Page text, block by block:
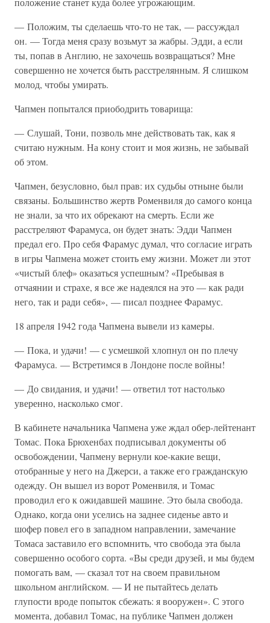
— Положим, ты сделаешь что-то не так, — рассуждал
он. — Тогда меня сразу возьмут за жабры. Эдди, а если
ты, попав в Англию, не захочешь возвращаться? Мне
совершенно не хочется быть расстрелянным. Я слишком
молод, чтобы умирать.
Чапмен попытался приободрить товарища:
— Слушай, Тони, позволь мне действовать так, как я
считаю нужным. На кону стоит и моя жизнь, не забывай
об этом.
Чапмен, безусловно, был прав: их судьбы отныне были
связаны. Большинство жертв Роменвиля до самого конца
не знали, за что их обрекают на смерть. Если же
расстреляют Фарамуса, он будет знать: Эдди Чапмен
предал его. Про себя Фарамус думал, что согласие играть
в игры Чапмена может стоить ему жизни. Может ли этот
«чистый блеф» оказаться успешным? «Пребывая в
отчаянии и страхе, я все же надеялся на это — как ради
него, так и ради себя», — писал позднее Фарамус.
18 апреля 1942 года Чапмена вывели из камеры.
— Пока, и удачи! — с усмешкой хлопнул он по плечу
Фарамуса. — Встретимся в Лондоне после войны!
— До свидания, и удачи! — ответил тот настолько
уверенно, насколько смог.
В кабинете начальника Чапмена уже ждал обер-лейтенант
Томас. Пока Брюхенбах подписывал документы об
освобождении, Чапмену вернули кое-какие вещи,
отобранные у него на Джерси, а также его гражданскую
одежду. Он вышел из ворот Роменвиля, и Томас
проводил его к ожидавшей машине. Это была свобода.
Однако, когда они уселись на заднее сиденье авто и
шофер повел его в западном направлении, замечание
Томаса заставило его вспомнить, что свобода эта была
совершенно особого сорта. «Вы среди друзей, и мы будем
помогать вам, — сказал тот на своем правильном
школьном английском. — И не пытайтесь делать
глупости вроде попыток сбежать: я вооружен». С этого
момента, добавил Томас, на публике Чапмен должен